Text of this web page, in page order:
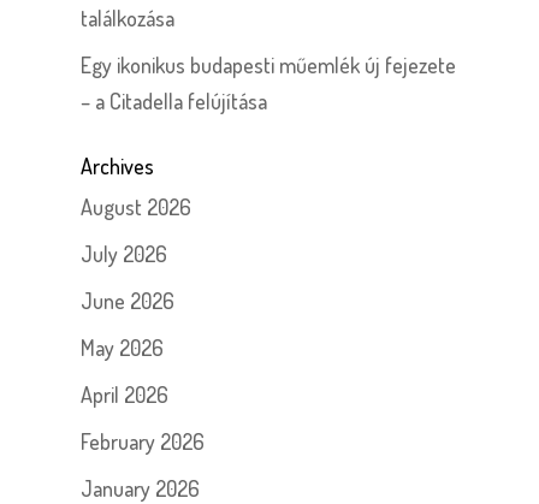
találkozása
Egy ikonikus budapesti műemlék új fejezete
– a Citadella felújítása
Archives
August 2026
July 2026
June 2026
May 2026
April 2026
February 2026
January 2026